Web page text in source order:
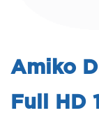
Amiko
Full HD